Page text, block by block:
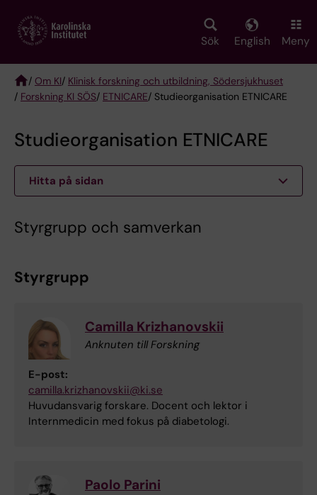
main
Sök English Meny
Breadcrumb
/ Om KI/ Klinisk forskning och utbildning, Södersjukhuset
/ Forskning KI SÖS/ ETNICARE/ Studieorganisation ETNICARE
Studieorganisation ETNICARE
Hitta på sidan
Styrgrupp och samverkan
Styrgrupp
Camilla Krizhanovskii
Anknuten till Forskning
E-post:
camilla.krizhanovskii@ki.se
Huvudansvarig forskare. Docent och lektor i
Internmedicin med fokus på diabetologi.
Paolo Parini